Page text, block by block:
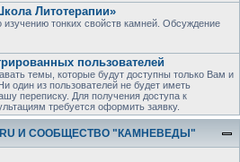
Литотерапии»
тонких свойств камней. Обсуждение
пользователей
темы, которые будут доступны только Вам и
один из пользователей не будет иметь
переписку. Для получения доступа к
требуется оформить заявку.
И СООБЩЕСТВО "КАМНЕВЕДЫ"